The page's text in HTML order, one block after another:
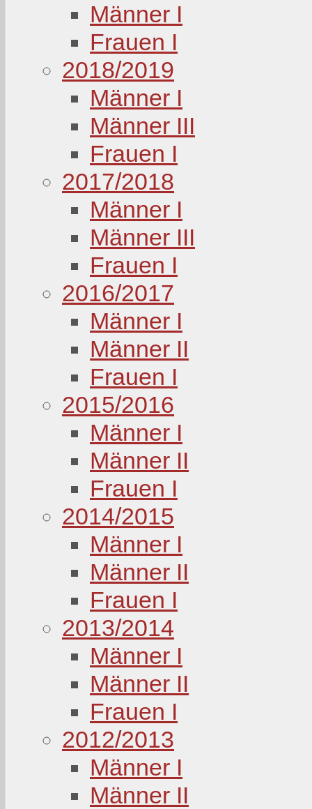
Männer I
Frauen I
2018/2019
Männer I
Männer III
Frauen I
2017/2018
Männer I
Männer III
Frauen I
2016/2017
Männer I
Männer II
Frauen I
2015/2016
Männer I
Männer II
Frauen I
2014/2015
Männer I
Männer II
Frauen I
2013/2014
Männer I
Männer II
Frauen I
2012/2013
Männer I
Männer II